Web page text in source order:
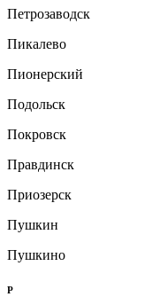
Петрозаводск
Пикалево
Пионерский
Подольск
Покровск
Правдинск
Приозерск
Пушкин
Пушкино
Р